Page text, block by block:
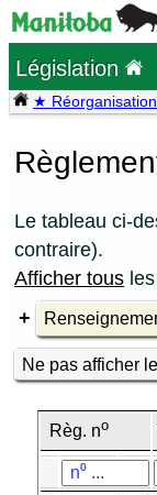
Législation
★
Le tableau ci-
contraire).
Afficher tous
Ne pas afficher
Règ. no